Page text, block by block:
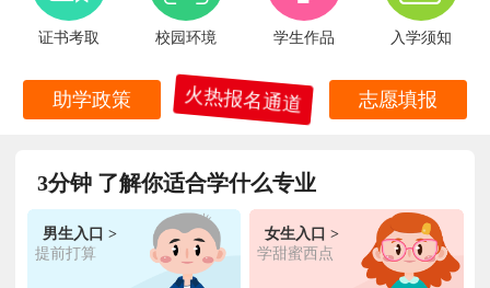
证书考取 校园环境 学生作品 入学须知
助学政策 火热报名通道 志愿填报
3分钟 了解你适合学什么专业
男生入口 >
提前打算
女生入口 >
学甜蜜西点